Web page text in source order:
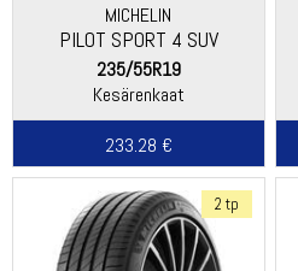
MICHELIN
PILOT SPORT 4 SUV
235/55R19
Kesärenkaat
233.28 €
2 tp